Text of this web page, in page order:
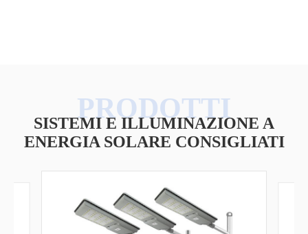
SISTEMI E ILLUMINAZIONE A
ENERGIA SOLARE CONSIGLIATI